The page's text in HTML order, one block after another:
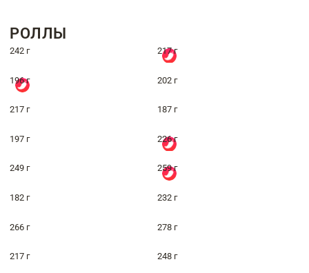
РОЛЛЫ
242 г 217 г
196 г 202 г
217 г 187 г
197 г 226 г
249 г 259 г
182 г 232 г
266 г 278 г
217 г 248 г